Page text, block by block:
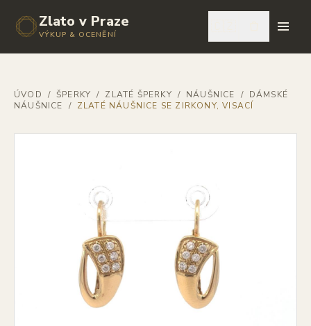
Zlato v Praze
VÝKUP & OCENĚNÍ
ÚVOD / ŠPERKY / ZLATÉ ŠPERKY / NÁUŠNICE / DÁMSKÉ
NÁUŠNICE
/ ZLATÉ NÁUŠNICE SE ZIRKONY, VISACÍ